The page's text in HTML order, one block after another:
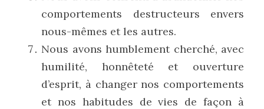
comportements destructeurs envers
nous-mêmes et les autres.
Nous avons humblement cherché, avec
humilité, honnêteté et ouverture
d’esprit, à changer nos comportements
et nos habitudes de vies de façon à